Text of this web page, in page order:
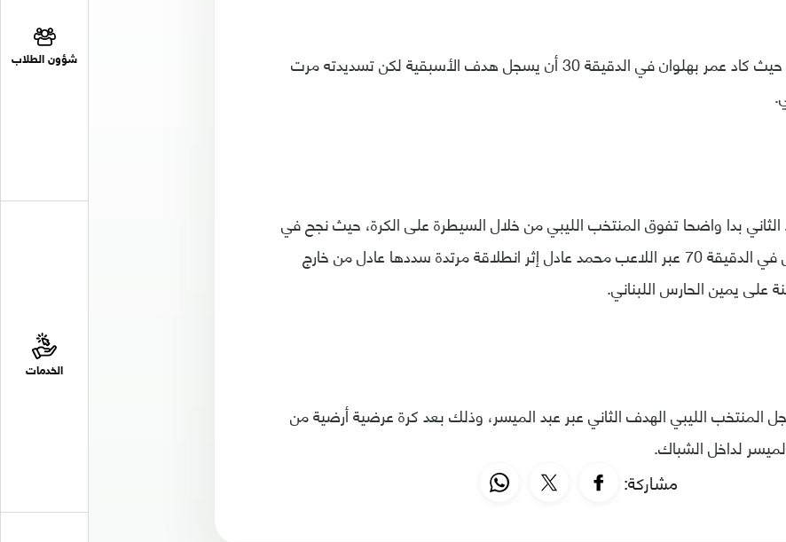
شؤون الطلاب
الخدمات
وتابع لبنان ضغطه، حيث كاد عمر بهلوان في الدقيقة 30 أن يسجل هدف الأسبقية لكن تسديدته مرت
بدا واضحا تفوق المنتخب الليبي من خلال السيطرة على الكرة، حيث نجح في
تسجيل الهدف الأول في الدقيقة 70 عبر اللاعب محمد عادل إثر انطلاقة مرتدة سددها عادل من خارج
على يمين الحارس اللبناني.
الدقيقة 84 سجل المنتخب الليبي الهدف الثاني عبر عبد الميسر، وذلك بعد كرة عرضية أرضية من
لداخل الشباك.
مشاركة: